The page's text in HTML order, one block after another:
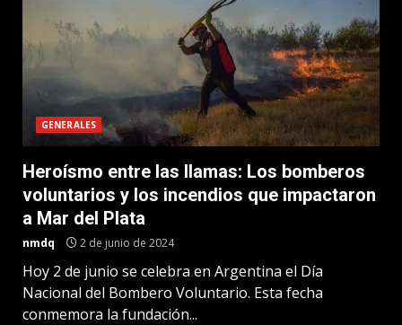
GENERALES
Heroísmo entre las llamas: Los bomberos
voluntarios y los incendios que impactaron
a Mar del Plata
nmdq 2 de junio de 2024
Hoy 2 de junio se celebra en Argentina el Día
Nacional del Bombero Voluntario. Esta fecha
conmemora la fundación...